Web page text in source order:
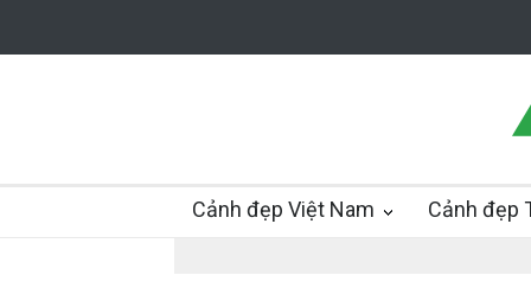
Cảnh đẹp Việt Nam Cảnh đẹp